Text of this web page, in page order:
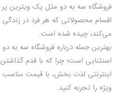
فروشگاه سه به دو مثل یک ویترین
اقسام محصولاتی که هر فرد در
می‌کند، چیده شده است.
بهترين جمله درباره فروشگاه سه به دو
استثنايي است؛ چرا که با قدم
اینترنتی لذت بخش، با قیمت
ویژه را تجربه کنید.